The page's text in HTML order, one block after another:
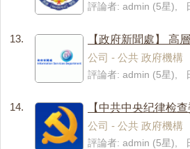
評論者: admin (5星),
13.
【政府新聞處】 高
公司 - 公共 政府機構
評論者: admin (5星),
14.
【中共中央纪律检
公司 - 公共 政府機
評論者: admin (5星),